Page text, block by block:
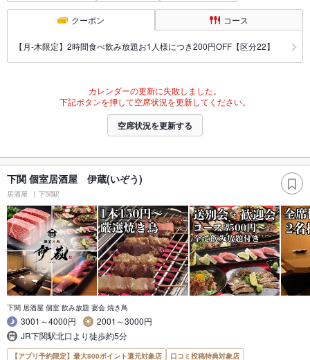
クーポン コース
【月‐木限定】2時間食べ飲み放題お1人様につき200円OFF【区分22】
カレンダーの更新に失敗しました。
下記ボタンを押して空席状況を更新してください。
空席状況を更新する
下関 個室居酒屋 伊蔵(いぞう)
居酒屋 下関駅
下関 居酒屋 個室 飲み放題 宴会 焼き鳥
3001～4000円
2001～3000円
JR下関駅北口より徒歩約5分
【アプリ予約限定】最大800ポイント還元対象店
口コミ投稿特典対象店